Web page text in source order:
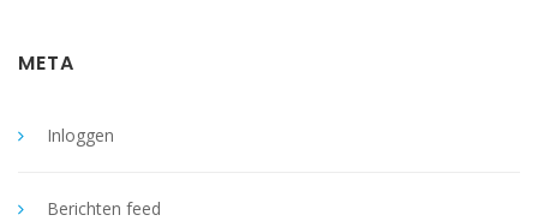
META
Inloggen
Berichten feed